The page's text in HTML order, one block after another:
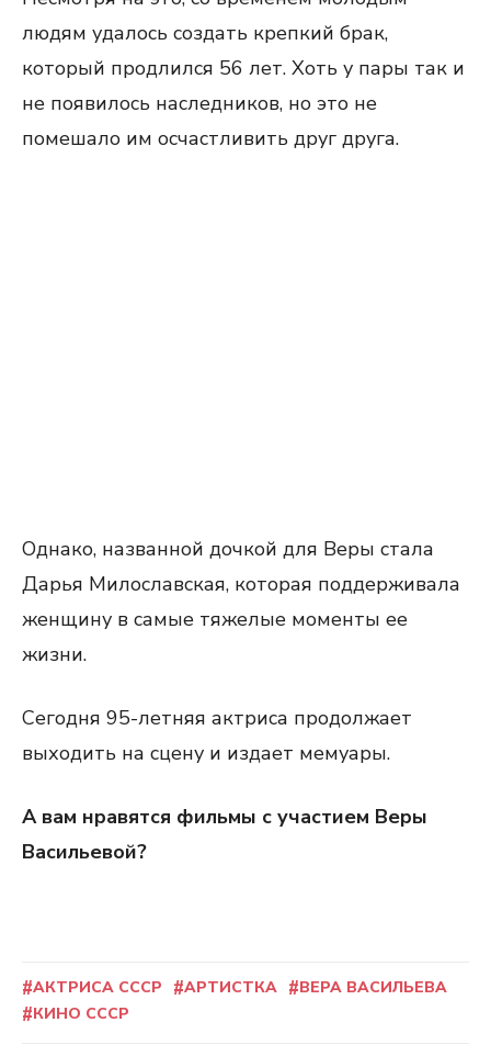
людям удалось создать крепкий брак,
который продлился 56 лет. Хоть у пары так и
не появилось наследников, но это не
помешало им осчастливить друг друга.
Однако, названной дочкой для Веры стала
Дарья Милославская, которая поддерживала
женщину в самые тяжелые моменты ее
жизни.
Сегодня 95-летняя актриса продолжает
выходить на сцену и издает мемуары.
А вам нравятся фильмы с участием Веры
Васильевой?
АКТРИСА СССР АРТИСТКА
ВЕРА ВАСИЛЬЕВА
КИНО СССР